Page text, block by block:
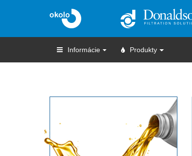
Informácie Produkty